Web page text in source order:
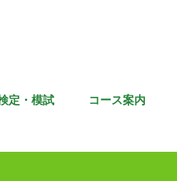
定・模試 コース案内